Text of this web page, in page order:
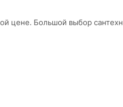
цене. Большой выбор